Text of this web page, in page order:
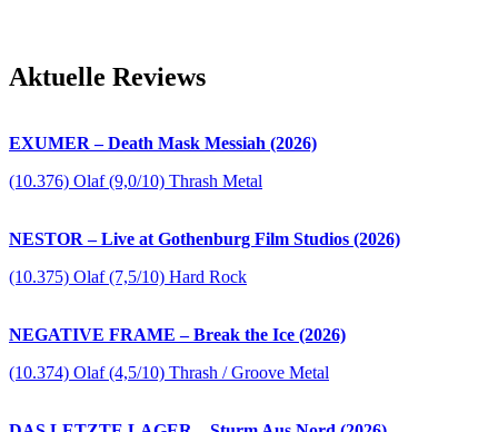
Aktuelle Reviews
EXUMER – Death Mask Messiah (2026)
(10.376) Olaf (9,0/10) Thrash Metal
NESTOR – Live at Gothenburg Film Studios (2026)
(10.375) Olaf (7,5/10) Hard Rock
NEGATIVE FRAME – Break the Ice (2026)
(10.374) Olaf (4,5/10) Thrash / Groove Metal